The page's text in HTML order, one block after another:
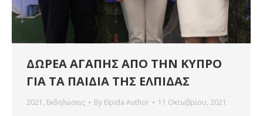
ΔΩΡΕΑ ΑΓΑΠΗΣ ΑΠΟ ΤΗΝ ΚΥΠΡΟ
ΓΙΑ ΤΑ ΠΑΙΔΙΑ ΤΗΣ ΕΛΠΙΔΑΣ
2021 , Εκδηλώσεις By Elpida Author 11 Οκτωβρίου, 2021